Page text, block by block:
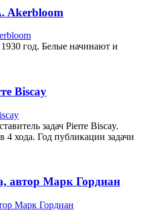
Akerbloom
год. Белые начинают и
Biscay
задач Pierre Biscay.
4 хода. Год публикации задачи
автор Марк Гордиан